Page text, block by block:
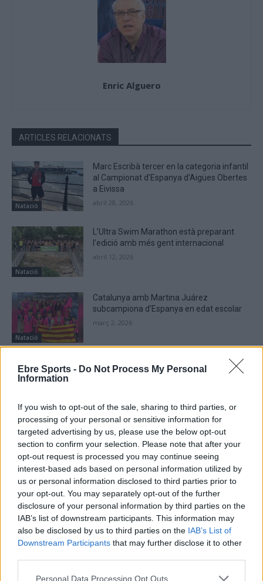
Ebre Sports - Do Not Process My Personal
Information
If you wish to opt-out of the sale, sharing to third parties, or
processing of your personal or sensitive information for
targeted advertising by us, please use the below opt-out
section to confirm your selection. Please note that after your
opt-out request is processed you may continue seeing
interest-based ads based on personal information utilized by
us or personal information disclosed to third parties prior to
your opt-out. You may separately opt-out of the further
disclosure of your personal information by third parties on the
IAB’s list of downstream participants. This information may
also be disclosed by us to third parties on the IAB’s List of
Downstream Participants that may further disclose it to other
Personal Data Processing Opt Outs
Enric Alguero
ARTICLES RELACIONATS
Natació
Marc Escribà tercer en la categoria infantil
al Campionat d’Espanya d’Aigües Obertes
a Eivissa
abril 28, 2026
Natació
L’Ultra Swim Marathon està preparant
l’edició amb més gent internacional
abril 12, 2026
Natació
Catalunya amb Martina Juárez
subcampiona d’Espanya en edat escolar
març 2, 2026
DEIXA UNA RESPOSTA
Comentari: